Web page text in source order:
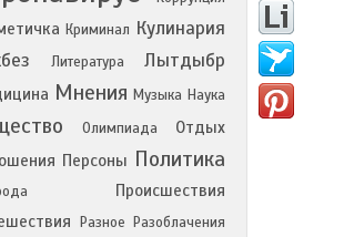
Криминал Кулинария
Литература Лытдыбр
Мнения Музыка Наука
Олимпиада
Отдых
Персоны Политика
Происшествия
Разное Разоблачения